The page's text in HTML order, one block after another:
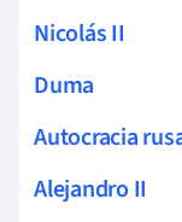
Nicolás II
Duma
Autocracia
Alejandro II